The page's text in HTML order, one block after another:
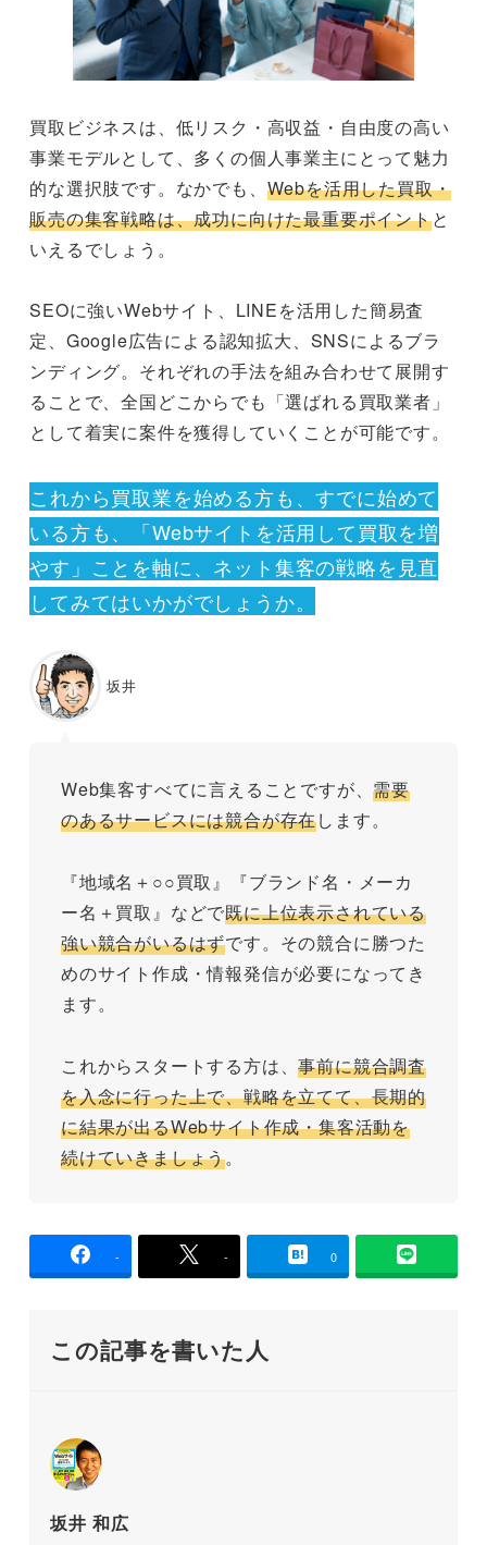
買取ビジネスは、低リスク・高収益・自由度の高い
事業モデルとして、多くの個人事業主にとって魅力
的な選択肢です。なかでも、 Webを活用した買取・
販売の集客戦略は、成功に向けた最重要ポイントと
いえるでしょう。
SEOに強いWebサイト、LINEを活用した簡易査
定、Google広告による認知拡大、SNSによるブラ
ンディング。それぞれの手法を組み合わせて展開す
ることで、全国どこからでも「選ばれる買取業者」
として着実に案件を獲得していくことが可能です。
これから買取業を始める方も、すでに始めて
いる方も、「Webサイトを活用して買取を増
やす」ことを軸に、ネット集客の戦略を見直
してみてはいかがでしょうか。
坂井
Web集客すべてに言えることですが、需要
のあるサービスには競合が存在します。
『地域名＋○○買取』『ブランド名・メーカ
ー名＋買取』などで既に上位表示されている
強い競合がいるはずです。その競合に勝つた
めのサイト作成・情報発信が必要になってき
ます。
これからスタートする方は、事前に競合調査
を入念に行った上で、戦略を立てて、長期的
に結果が出るWebサイト作成・集客活動を
続けていきましょう。
- - 0
この記事を書いた人
坂井 和広